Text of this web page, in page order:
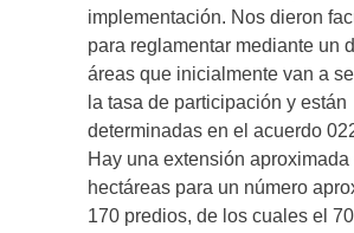
implementación. Nos dieron
para reglamentar mediante un
áreas que inicialmente van a
la tasa de participación y están
determinadas en el acuerdo
Hay una extensión aproximada
hectáreas para un número
170 predios, de los cuales el